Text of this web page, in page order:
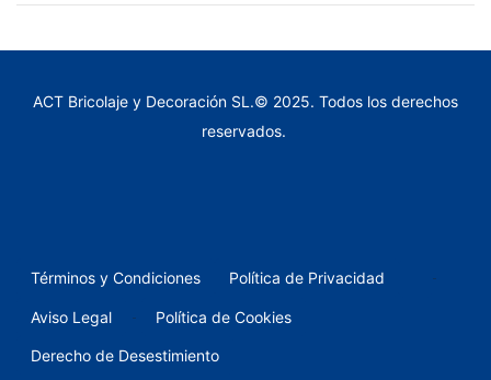
ACT Bricolaje y Decoración SL.© 2025. Todos los derechos
reservados.
Términos y Condiciones Política de Privacidad -
Aviso Legal - Política de Cookies
Derecho de Desestimiento